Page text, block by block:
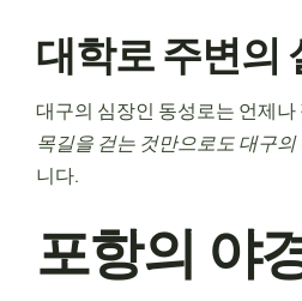
대학로 주변의
대구의 심장인 동성로는 언제
목길을 걷는 것만으로도 대구
니다.
포항의 야